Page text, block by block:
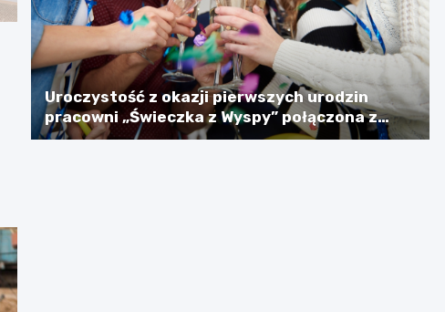
Uroczystość z okazji pierwszych urodzin
pracowni „Świeczka z Wyspy” połączona z
akcją charytatywną na rzecz fundacji Animals